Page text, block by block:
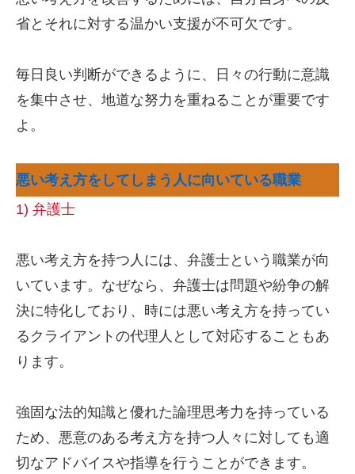
省とそれに対する温かい支援が不可欠です。
毎日良い判断ができるように、日々の行動に意識
を集中させ、地道な努力を重ねることが重要です
よ。
悪い考え方をしてしまう人に向いている職業
1) 弁護士
悪い考え方を持つ人には、弁護士という職業が向
いています。なぜなら、弁護士は問題や紛争の解
決に特化しており、時には悪い考え方を持ってい
るクライアントの代理人として対応することもあ
ります。
強固な法的知識と優れた論理思考力を持っている
ため、悪意のある考え方を持つ人々に対しても適
切なアドバイスや指導を行うことができます。